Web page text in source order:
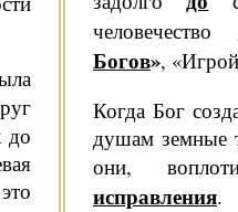
до
человечество
Богов»,
Когда Бог
душам земные
они,
исправления.